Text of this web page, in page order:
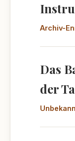
Archiv-
Das
der